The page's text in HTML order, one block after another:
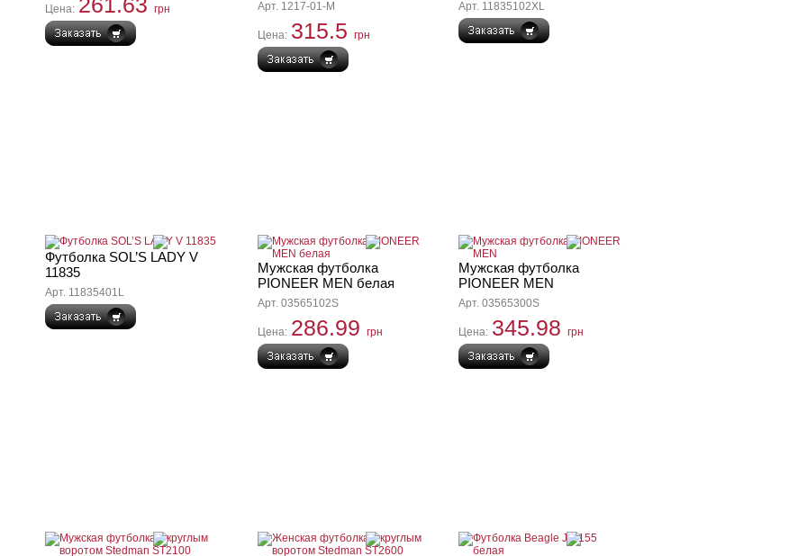
Цена: грн Арт. 1217-01-M
Цена: 315.5 грн
Арт. 11835102XL
Футболка SOL’S LADY V
11835
Арт. 11835401L
Мужская футболка
PIONEER MEN белая
Арт. 03565102S
Цена: 286.99 грн
Мужская футболка
PIONEER MEN
Арт. 03565300S
Цена: 345.98 грн